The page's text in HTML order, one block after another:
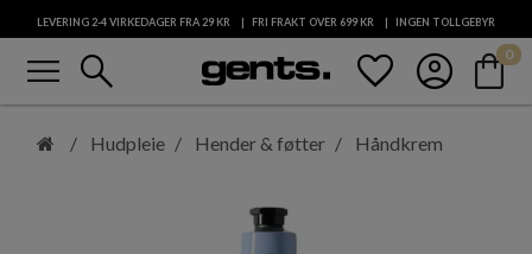
LEVERING 2-4 VIRKEDAGER FRA 29KR FRI FRAKT OVER 699KR INGEN TOLLGEBYR
KUNDESERVICE
menu search favorite account_circle shopping_bag
0
Hudpleie Hender & føtter Håndkrem